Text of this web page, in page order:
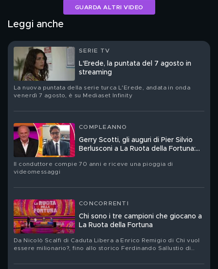
GUARDA ALTRI VIDEO
Leggi anche
SERIE TV
L'Erede, la puntata del 7 agosto in
streaming
La nuova puntata della serie turca L'Erede, andata in onda
venerdì 7 agosto, è su Mediaset Infinity
COMPLEANNO
Gerry Scotti, gli auguri di Pier Silvio
Berlusconi a La Ruota della Fortuna:
Il conduttore compie 70 anni e riceve una pioggia di
videomessaggi
CONCORRENTI
Chi sono i tre campioni che giocano a
La Ruota della Fortuna
Da Nicolò Scalfi di Caduta Libera a Enrico Remigio di Chi vuol
essere milionario?, fino allo storico Ferdinando Sallustio di